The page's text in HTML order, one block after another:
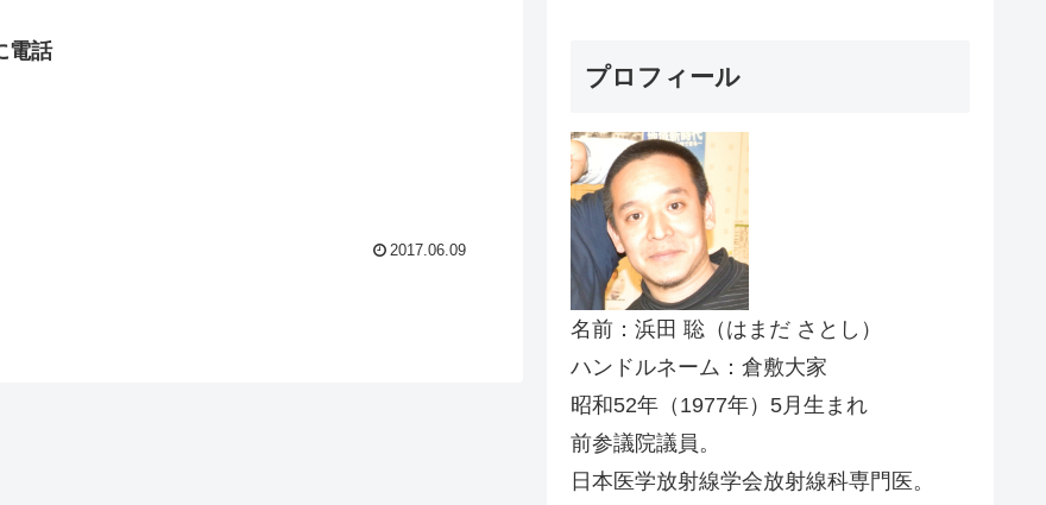
電話
2017.06.09
プロフィール
名前：浜田 聡（はまだ さとし）
ハンドルネーム：倉敷大家
昭和52年（1977年）5月生まれ
前参議院議員。
日本医学放射線学会放射線科専門医。